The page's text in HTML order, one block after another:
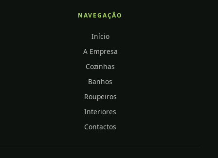
NAVEGAÇÃO
Início
A Empresa
Cozinhas
Banhos
Roupeiros
Interiores
Contactos